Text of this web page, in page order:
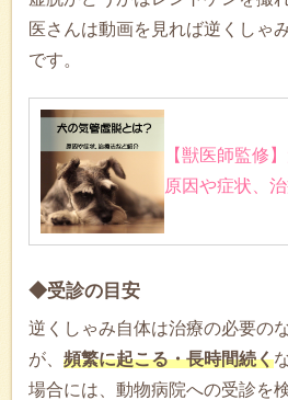
医さんは動画を見れば逆くしゃ
です。
【獣医師監修
原因や症状、
◆受診の目安
逆くしゃみ自体は治療の必要の
が、 頻繁に起こる・長時間続く
場合には、動物病院への受診を